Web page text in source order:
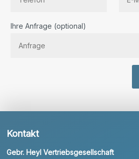
Ihre Anfrage (optional)
Kontakt
Gebr. Heyl Vertriebsgesellschaft